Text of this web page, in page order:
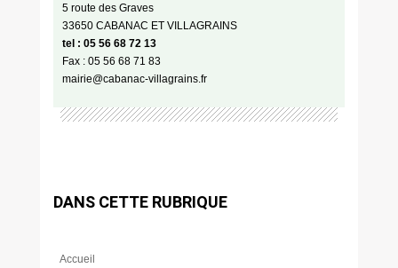
5 route des Graves
33650 CABANAC ET VILLAGRAINS
tel : 05 56 68 72 13
Fax : 05 56 68 71 83
mairie@cabanac-villagrains.fr
DANS CETTE RUBRIQUE
Accueil